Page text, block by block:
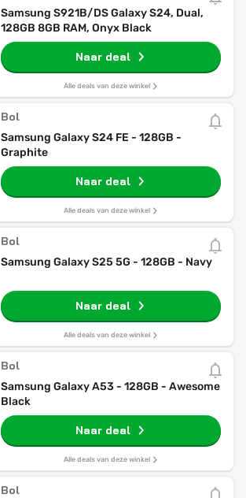
Samsung S921B/DS Galaxy S24, Dual,
128GB 8GB RAM, Onyx Black
Naar deal
Alle deals van deze winkel
Bol
Samsung Galaxy S24 FE - 128GB -
Graphite
Naar deal
Alle deals van deze winkel
Bol
Samsung Galaxy S25 5G - 128GB - Navy
Naar deal
Alle deals van deze winkel
Bol
Samsung Galaxy A53 - 128GB - Awesome
Black
Naar deal
Alle deals van deze winkel
Bol